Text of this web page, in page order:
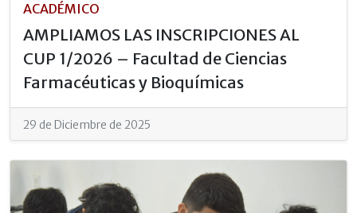
ACADÉMICO
AMPLIAMOS LAS INSCRIPCIONES AL
CUP 1/2026 – Facultad de Ciencias
Farmacéuticas y Bioquímicas
29 de Diciembre de 2025